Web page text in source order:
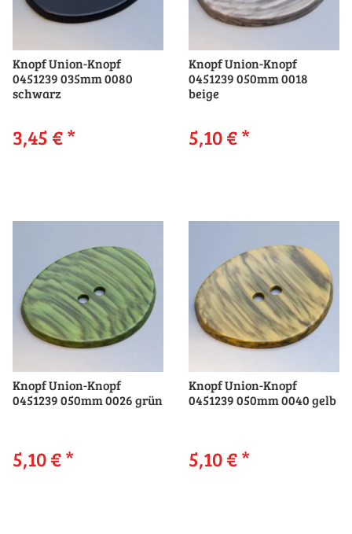
Knopf Union-Knopf
0451239 035mm 0080
schwarz
3,45 €*
Knopf Union-Knopf
0451239 050mm 0018
beige
5,10 €*
Knopf Union-Knopf
0451239 050mm 0026 grün
5,10 €*
Knopf Union-Knopf
0451239 050mm 0040 gelb
5,10 €*